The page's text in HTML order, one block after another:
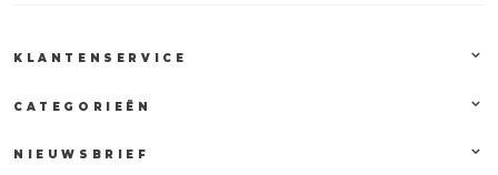
KLANTENSERVICE
CATEGORIEËN
NIEUWSBRIEF